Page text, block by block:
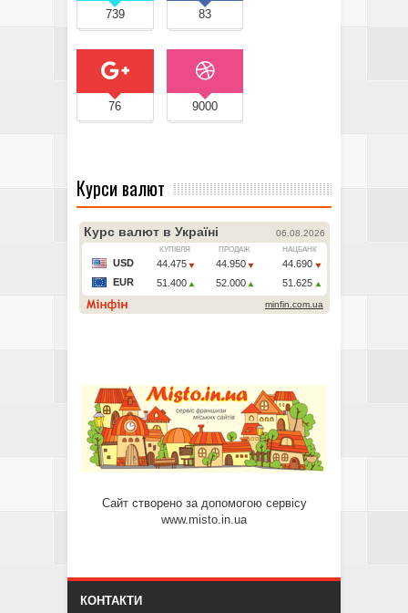
739 83
76 9000
Курси валют
Сайт створено за допомогою сервісу
www.misto.in.ua
КОНТАКТИ